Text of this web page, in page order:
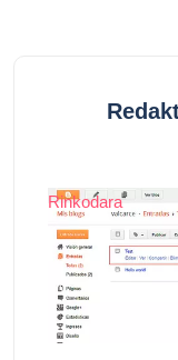
Rinkodara